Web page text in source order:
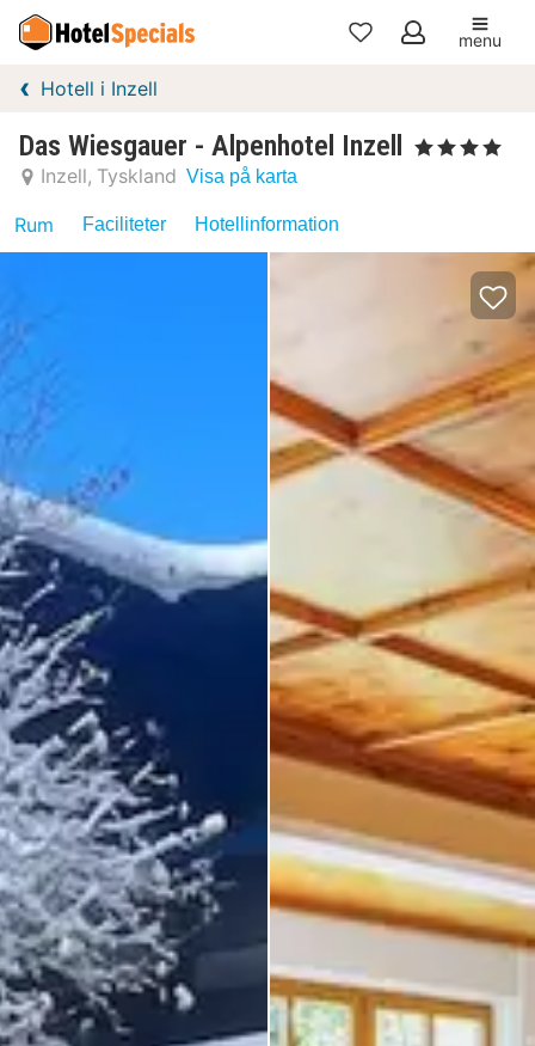
Mina
menu
Hotell i Inzell
Das Wiesgauer - Alpenhotel Inzell , 4 Stjärnor
Inzell Tyskland Visa på karta
Rum Faciliteter Hotellinformation